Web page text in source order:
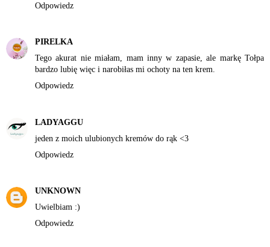
Odpowiedz
PIRELKA
Tego akurat nie miałam, mam inny w zapasie, ale markę Tołpa
bardzo lubię więc i narobiłas mi ochoty na ten krem.
Odpowiedz
LADYAGGU
jeden z moich ulubionych kremów do rąk <3
Odpowiedz
UNKNOWN
Uwielbiam :)
Odpowiedz